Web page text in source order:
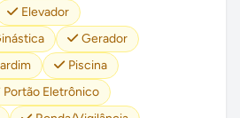
Elevador
Gerador
Piscina
Portão Eletrônico